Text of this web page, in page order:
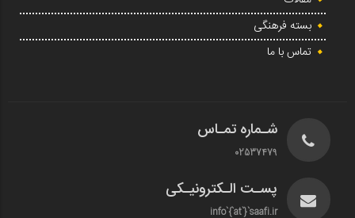
بسته فرهنگی
تماس با ما
شـماره تمـاس
02537479
پسـت الـکترونیـکی
info`{`at`}`saafi.ir